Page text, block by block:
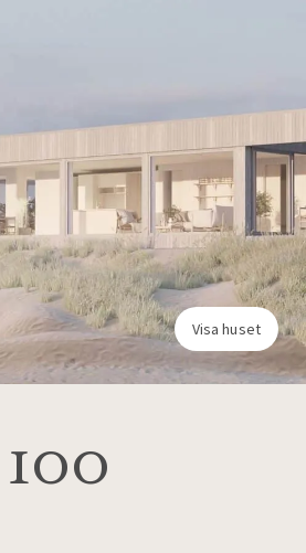
Visa huset
100